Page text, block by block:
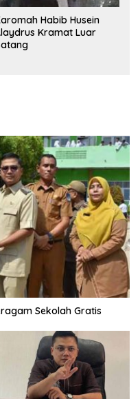
Habib Husein
Kramat Luar
Sekolah Gratis